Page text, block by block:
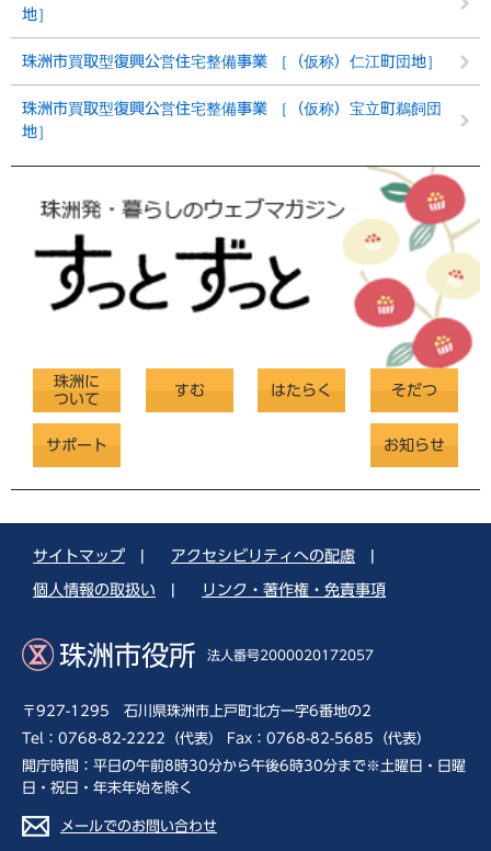
地］
珠洲市買取型復興公営住宅整備事業 ［（仮称）仁江町団地］
珠洲市買取型復興公営住宅整備事業 ［（仮称）宝立町鵜飼団
地］
珠洲に
ついて
すむ はたらく そだつ
サポート お知らせ
サイトマップ アクセシビリティへの配慮
個人情報の取扱い リンク・著作権・免責事項
珠洲市役所 法人番号2000020172057
〒927-1295 石川県珠洲市上戸町北方一字6番地の2
Tel：0768-82-2222（代表） Fax：0768-82-5685（代表）
開庁時間：平日の午前8時30分から午後6時30分まで※土曜日・日曜
日・祝日・年末年始を除く
メールでのお問い合わせ